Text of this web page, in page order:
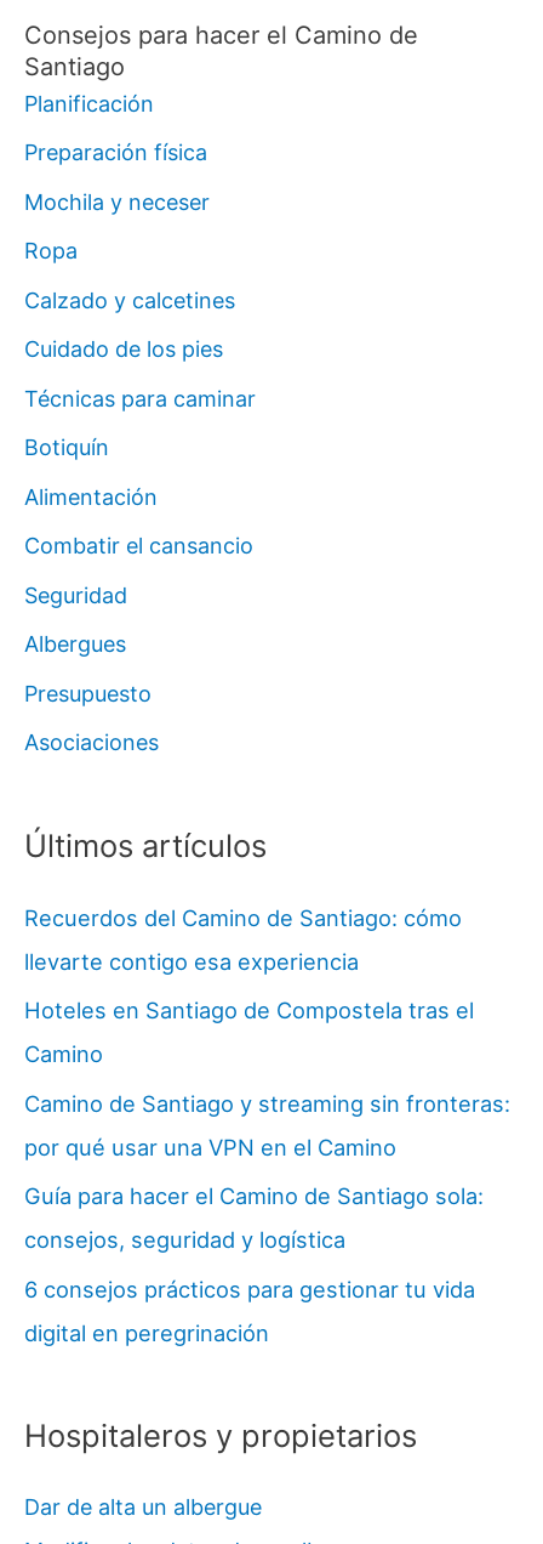
Consejos para hacer el Camino de
Santiago
Planificación
Preparación física
Mochila y neceser
Ropa
Calzado y calcetines
Cuidado de los pies
Técnicas para caminar
Botiquín
Alimentación
Combatir el cansancio
Seguridad
Albergues
Presupuesto
Asociaciones
Últimos artículos
Recuerdos del Camino de Santiago: cómo
llevarte contigo esa experiencia
Hoteles en Santiago de Compostela tras el
Camino
Camino de Santiago y streaming sin fronteras:
por qué usar una VPN en el Camino
Guía para hacer el Camino de Santiago sola:
consejos, seguridad y logística
6 consejos prácticos para gestionar tu vida
digital en peregrinación
Hospitaleros y propietarios
Dar de alta un albergue